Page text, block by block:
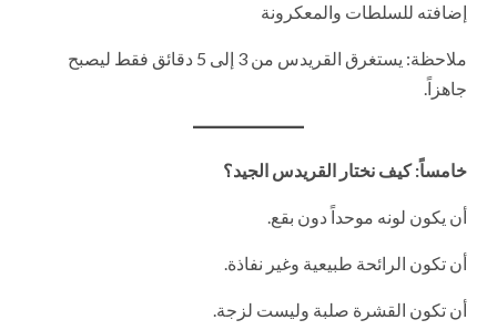
إضافته للسلطات والمعكرونة
ملاحظة: يستغرق القريدس من 3 إلى 5 دقائق فقط ليصبح
جاهزاً.
خامساً: كيف نختار القريدس الجيد؟
أن يكون لونه موحداً دون بقع.
أن تكون الرائحة طبيعية وغير نفاذة.
أن تكون القشرة صلبة وليست لزجة.